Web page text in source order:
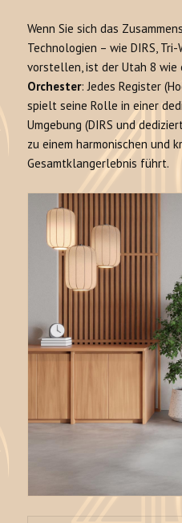
Wenn Sie sich das
Technologien – wie DIRS, Tri-
vorstellen, ist der Utah 8 wie
Orchester: Jedes Register
spielt seine Rolle in einer
Umgebung (DIRS und
zu einem harmonischen und
Gesamtklangerlebnis führt.